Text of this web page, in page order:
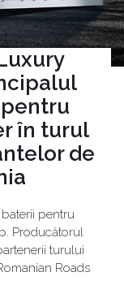
în turul
de
pentru
Producătorul
turului
Roads